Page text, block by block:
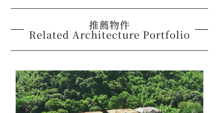
推薦物件
Related Architecture Portfolio